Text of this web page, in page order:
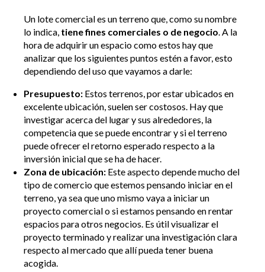
Un lote comercial es un terreno que, como su nombre
lo indica, tiene fines comerciales o de negocio. A la
hora de adquirir un espacio como estos hay que
analizar que los siguientes puntos estén a favor, esto
dependiendo del uso que vayamos a darle:
Presupuesto: Estos terrenos, por estar ubicados en
excelente ubicación, suelen ser costosos. Hay que
investigar acerca del lugar y sus alrededores, la
competencia que se puede encontrar y si el terreno
puede ofrecer el retorno esperado respecto a la
inversión inicial que se ha de hacer.
Zona de ubicación: Este aspecto depende mucho del
tipo de comercio que estemos pensando iniciar en el
terreno, ya sea que uno mismo vaya a iniciar un
proyecto comercial o si estamos pensando en rentar
espacios para otros negocios. Es útil visualizar el
proyecto terminado y realizar una investigación clara
respecto al mercado que allí pueda tener buena
acogida.